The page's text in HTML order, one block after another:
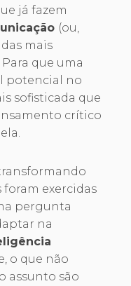
já fazem
(ou,
mais
que uma
potencial no
sofisticada que
crítico
exercidas
pergunta
na
o que não
assunto são